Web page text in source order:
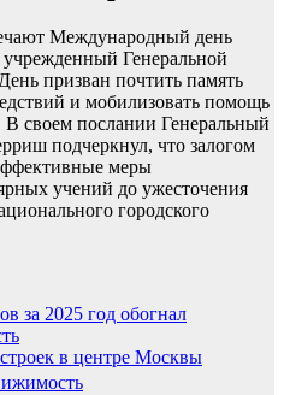
Международный день
Генеральной
призван почтить память
и мобилизовать помощь
В своем послании Генеральный
подчеркнул, что залогом
меры
учений до ужесточения
городского
за 2025 год обогнал
в центре Москвы